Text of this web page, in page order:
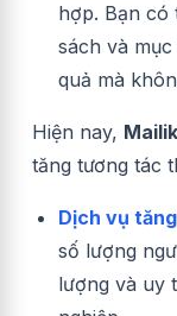
hợp. Bạn có
sách và
quả mà
Hiện nay,
tăng tương tác
Dịch vụ
số lượng
lượng và uy